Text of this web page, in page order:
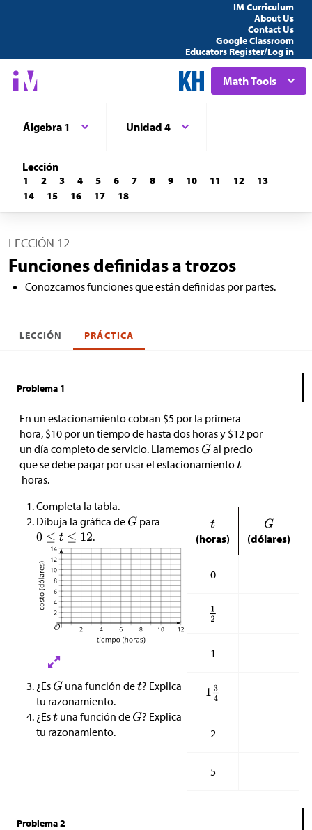
IM Curriculum
About Us
Contact Us
Google Classroom
Educators Register/Log in
Math Tools
Álgebra 1 Unidad 4
Lección
1 2 3 4 5 6 7 8 9 10 11 12
13
14
15 16 17 18
LECCIÓN 12
Funciones definidas a trozos
Conozcamos funciones que están definidas por partes.
LECCIÓN PRÁCTICA
Problema 1
En un estacionamiento cobran $5 por la primera
hora, $10 por un tiempo de hasta dos horas y $12 por
un día completo de servicio. Llamemos
al precio
que se debe pagar por usar el estacionamiento
horas.
Completa la tabla.
Dibuja la gráfica de
para
.
¿Es una función de ? Explica
tu razonamiento.
¿Es una función de
? Explica
tu razonamiento.
(horas) (dólares)
0
1
2
5
Problema 2